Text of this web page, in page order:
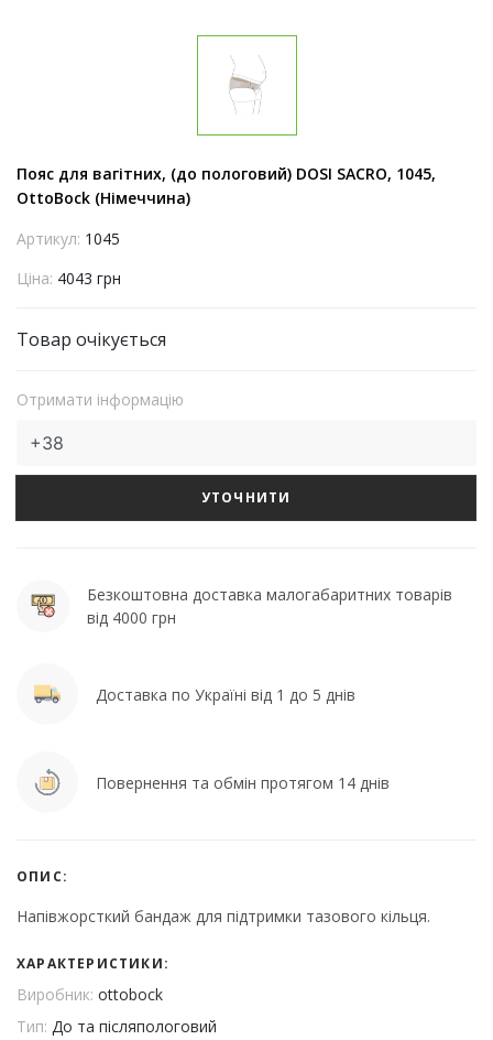
Пояс для вагітних, (до пологовий) DOSI SACRO, 1045,
OttoBock (Німеччина)
Артикул: 1045
Ціна: 4043 грн
Товар очікується
Отримати інформацію
УТОЧНИТИ
Безкоштовна доставка малогабаритних товарів
від 4000 грн
Доставка по Україні від 1 до 5 днів
Повернення та обмін протягом 14 днів
ОПИС:
Напівжорсткий бандаж для підтримки тазового кільця.
ХАРАКТЕРИСТИКИ:
Виробник: ottobock
Тип: До та післяпологовий